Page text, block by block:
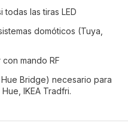
las tiras LED
domóticos (Tuya,
mando RF
Bridge) necesario para
IKEA Tradfri.